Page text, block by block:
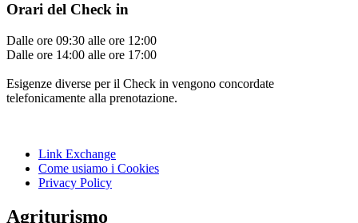
Orari del Check in
Dalle ore 09:30 alle ore 12:00
Dalle ore 14:00 alle ore 17:00
Esigenze diverse per il Check in vengono concordate
telefonicamente alla prenotazione.
Link Exchange
Come usiamo i Cookies
Privacy Policy
Agriturismo